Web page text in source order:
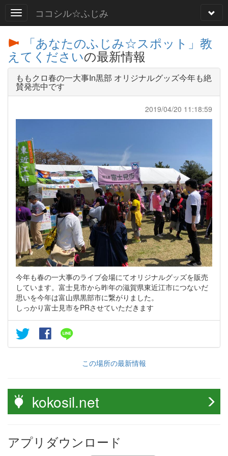
ココシル☆ふじみ
「あなたのふじみ☆スポット」教
えてくださいの最新情報
ももクロ春の一大事In黒部 オリジナルグッズ今年も絶
賛発売中です
2019/04/20 11:18:59
今年も春の一大事のライブ会場にてオリジナルグッズを販売
しています。富士見市から昨年の滋賀県東近江市につないだ
思いを今年は富山県黒部市に繋がりました。
しっかり富士見市をPRさせていただきます
この場所の最新情報
kokosil.net
アプリダウンロード